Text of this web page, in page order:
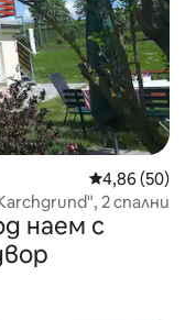
Средна
4,86 (50)
2 спални
наем с